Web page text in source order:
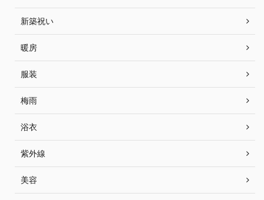
新築祝い
暖房
服装
梅雨
浴衣
紫外線
美容